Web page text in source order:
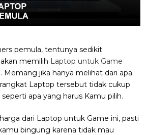
pemula, tentunya sedikit
memilih Laptop untuk Game
Memang jika hanya melihat dari apa
Laptop tersebut tidak cukup
apa yang harus Kamu pilih.
dari Laptop untuk Game ini, pasti
bingung karena tidak mau